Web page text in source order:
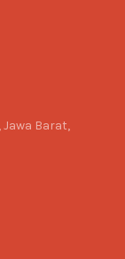
Jawa Barat,